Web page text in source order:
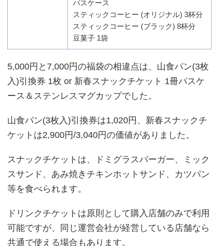
パスケース
スティックコーヒー (オリジナル) 3杯分
スティックコーヒー (ブラック) 8杯分
豆菓子 1袋
5,000円と7,000円の福袋の相違点は、山食パン(3枚
入)引換券 1枚 or 新春スナックチケット 1冊パスケ
ース＆ステンレスマグカップでした。
山食パン(3枚入)引換券は1,020円、新春スナックチ
ケットは2,900円/3,040円の価値がありました。
スナックチケットは、ドミグラスバーガー、ミック
スサンド、あみ焼きチキンホットサンド、カツパン
等を食べられます。
ドリンクチケットは原則として購入店舗のみで利用
可能ですが、同じ運営会社が経営している店舗なら
共通で使える場合もあります。